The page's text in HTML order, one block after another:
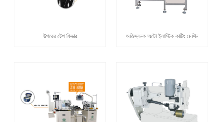
উপরের টেপ ফিডার অতিস্বনক অটো ইলাস্টিক কাটিং মেশিন